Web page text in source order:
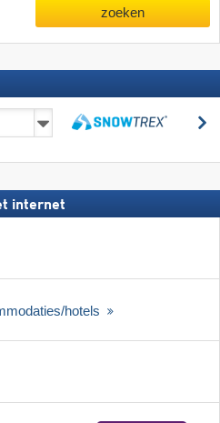
zoeken
internet
hotels